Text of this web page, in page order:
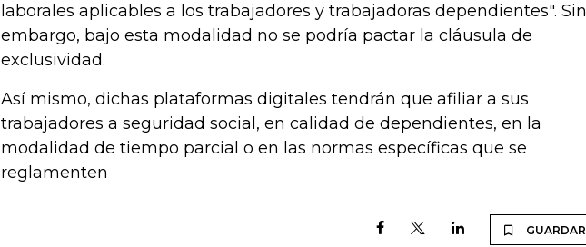
laborales aplicables a los trabajadores y trabajadoras dependientes". Sin
embargo, bajo esta modalidad no se podría pactar la cláusula de
exclusividad.
Así mismo, dichas plataformas digitales tendrán que afiliar a sus
trabajadores a seguridad social, en calidad de dependientes, en la
modalidad de tiempo parcial o en las normas específicas que se
reglamenten
GUARDAR